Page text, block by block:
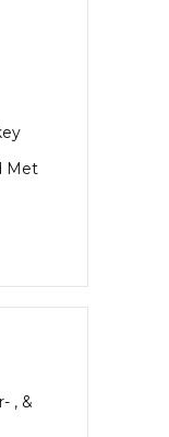
Met
, &